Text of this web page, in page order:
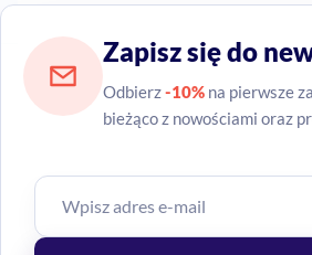
Zapisz się do
Odbierz-10% na pierwsze
bieżąco z nowościami oraz